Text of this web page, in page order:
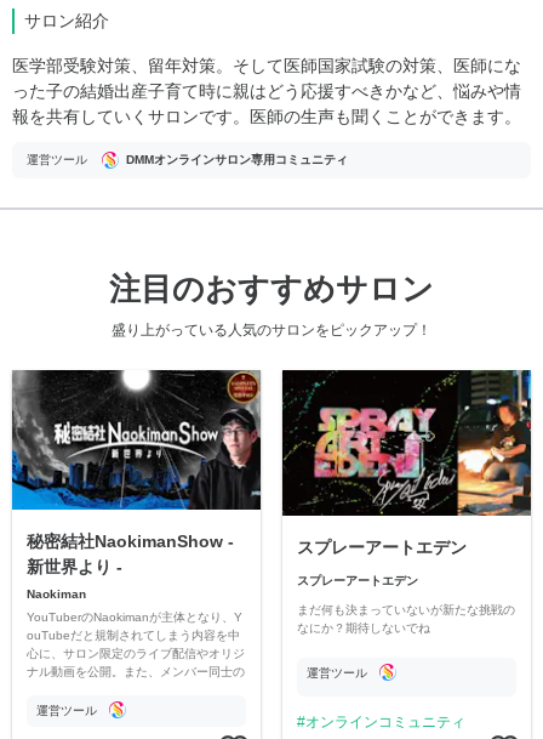
サロン紹介
医学部受験対策、留年対策。そして医師国家試験の対策、医師にな
った子の結婚出産子育て時に親はどう応援すべきかなど、悩みや情
報を共有していくサロンです。医師の生声も聞くことができます。
運営ツール DMMオンラインサロン専用コミュニティ
注目のおすすめサロン
盛り上がっている人気のサロンをピックアップ！
秘密結社NaokimanShow -
新世界より -
Naokiman
YouTuberのNaokimanが主体となり、Y
ouTubeだと規制されてしまう内容を中
心に、サロン限定のライブ配信やオリジ
ナル動画を公開。また、メンバー同士の
ただいています。
運営ツール
スプレーアートエデン
スプレーアートエデン
まだ何も決まっていないが新たな挑戦の
なにか？期待しないでね
運営ツール
オンラインコミュニティ